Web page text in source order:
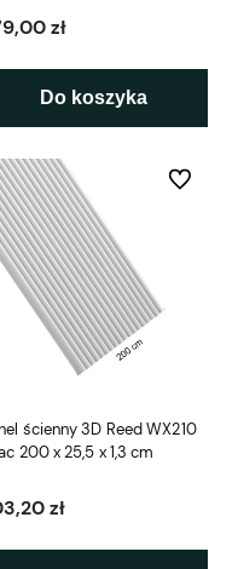
zł
Do koszyka
ścienny 3D Reed WX210
200 x 25,5 x 1,3 cm
zł
Do